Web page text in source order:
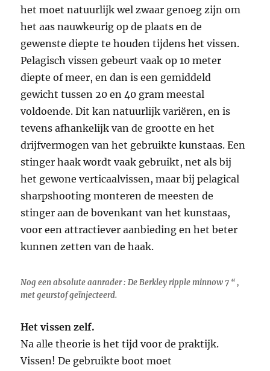
het moet natuurlijk wel zwaar genoeg zijn om
het aas nauwkeurig op de plaats en de
gewenste diepte te houden tijdens het vissen.
Pelagisch vissen gebeurt vaak op 10 meter
diepte of meer, en dan is een gemiddeld
gewicht tussen 20 en 40 gram meestal
voldoende. Dit kan natuurlijk variëren, en is
tevens afhankelijk van de grootte en het
drijfvermogen van het gebruikte kunstaas. Een
stinger haak wordt vaak gebruikt, net als bij
het gewone verticaalvissen, maar bij pelagical
sharpshooting monteren de meesten de
stinger aan de bovenkant van het kunstaas,
voor een attractiever aanbieding en het beter
kunnen zetten van de haak.
Nog een absolute aanrader : De Berkley ripple minnow 7 “ ,
met geurstof geïnjecteerd.
Het vissen zelf.
Na alle theorie is het tijd voor de praktijk.
Vissen! De gebruikte boot moet